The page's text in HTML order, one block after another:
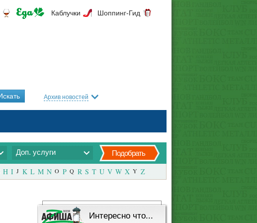
Каблучки Шоппинг-Гид
Архив новостей
Доп. услуги Подобрать
H I J K L M N O P Q R S T U V W X Y Z
Интересно что...